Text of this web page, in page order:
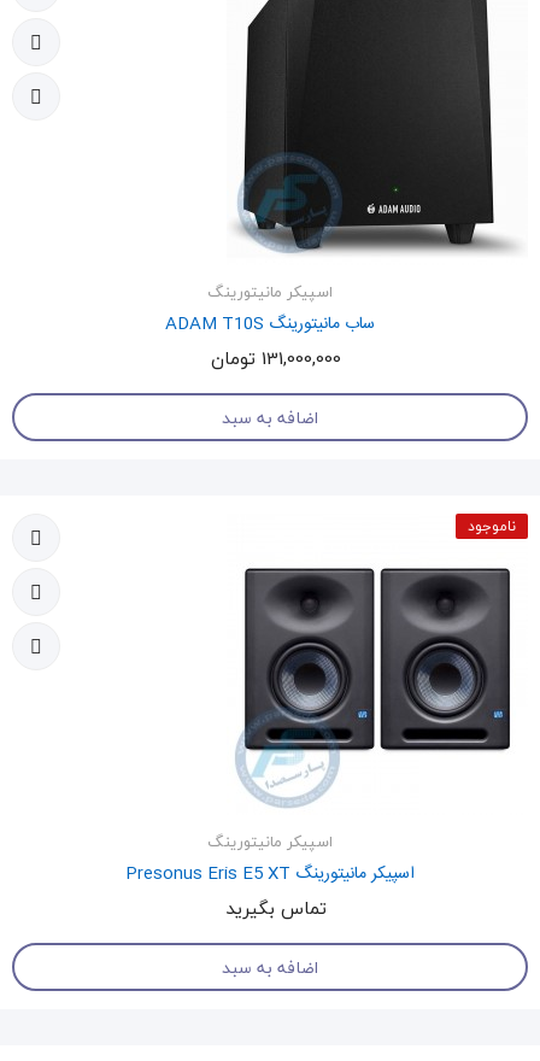
اسپیکر مانیتورینگ
ساب مانیتورینگ ADAM T10S
131,000,000 تومان
اضافه به سبد
ناموجود
اسپیکر مانیتورینگ
اسپیکر مانیتورینگ Presonus Eris E5 XT
تماس بگیرید
اضافه به سبد